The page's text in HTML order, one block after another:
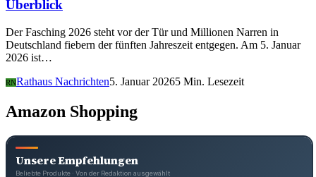
Überblick
Der Fasching 2026 steht vor der Tür und Millionen Narren in
Deutschland fiebern der fünften Jahreszeit entgegen. Am 5. Januar
2026 ist…
RNRathaus Nachrichten5. Januar 20265 Min. Lesezeit
Amazon Shopping
Unsere Empfehlungen
Beliebte Produkte · Von der Redaktion ausgewählt